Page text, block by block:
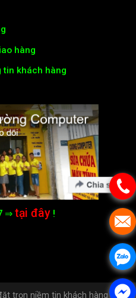
hàng
tin khách hàng
⇒ tại đây !
trọn niềm tin khách hàng